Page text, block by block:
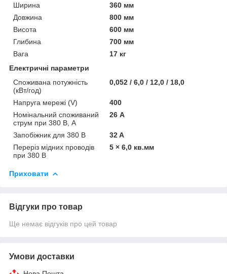
Ширина
360 мм
Довжина
800 мм
Висота
600 мм
Глибина
700 мм
Вага
17 кг
Електричні параметри
Споживана потужність
(кВт/год)
0,052 / 6,0 / 12,0 / 18,0
Напруга мережі (V)
400
Номінальний споживаний
струм при 380 В, А
26 А
Запобіжник для 380 В
32 A
Переріз мідних проводів
при 380 В
5 × 6,0 кв.мм
Приховати
Відгуки про товар
Ще немає відгуків про цей товар
Умови доставки